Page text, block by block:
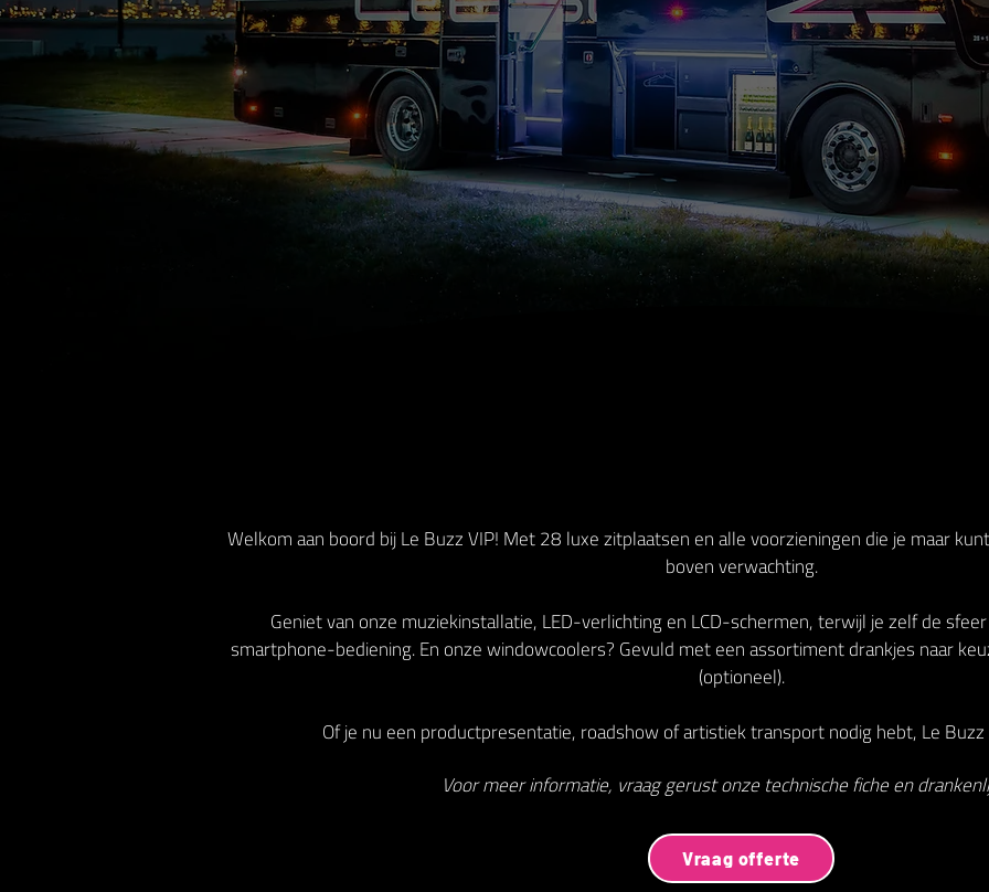
Welkom aan boord bij Le Buzz VIP! Met 28 luxe zitplaatsen en alle voorzieningen die je maar
boven verwachting.
Geniet van onze muziekinstallatie, LED-verlichting en LCD-schermen, terwijl je zelf de
smartphone-bediening. En onze windowcoolers? Gevuld met een assortiment drankjes naar
(optioneel).
Of je nu een productpresentatie, roadshow of artistiek transport nodig hebt, Le
Voor meer informatie, vraag gerust onze technische fiche en
Vraag offerte